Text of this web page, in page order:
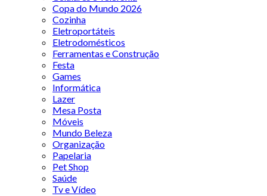
Copa do Mundo 2026
Cozinha
Eletroportáteis
Eletrodomésticos
Ferramentas e Construção
Festa
Games
Informática
Lazer
Mesa Posta
Móveis
Mundo Beleza
Organização
Papelaria
Pet Shop
Saúde
Tv e Vídeo